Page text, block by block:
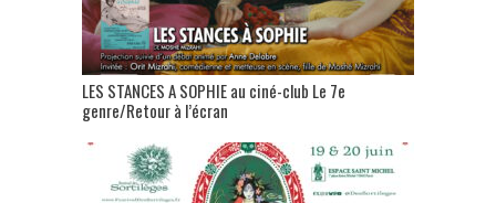
LES STANCES A SOPHIE au ciné-club Le 7e
genre/Retour à l’écran